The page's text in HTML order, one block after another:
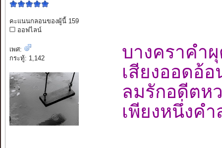
คะแนนกลอนของผู้นี้ 159
ออฟไลน์
เพศ:
กระทู้: 1,142
บางคราค
เสียงออดอ้
ลมรักอดีต
เพียงหนึ่งค